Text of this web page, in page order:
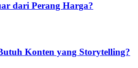
dari Perang Harga?
Konten yang Storytelling?